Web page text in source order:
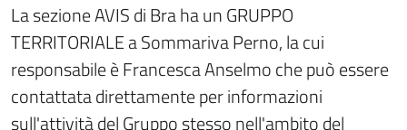
La sezione AVIS di Bra ha un GRUPPO
TERRITORIALE a Sommariva Perno, la cui
responsabile è Francesca Anselmo che può essere
contattata direttamente per informazioni
sull'attività del Gruppo stesso nell'ambito del